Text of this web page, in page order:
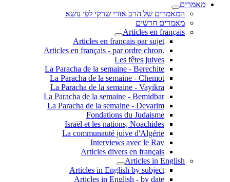
מאמרים
המאמרים של הרב אורי שרקי לפי נושא
מאמרים חדשים
Articles en français
Articles en français par sujet
.Articles en français - par ordre chron
Les fêtes juives
La Paracha de la semaine - Berechite
La Paracha de la semaine - Chemot
La Paracha de la semaine - Vayikra
La Paracha de la semaine - Bemidbar
La Paracha de la semaine - Devarim
Fondations du Judaisme
Israël et les nations, Noachides
La communauté juive d'Algérie
Interviews avec le Rav
Articles divers en français
Articles in English
Articles in English by subject
Articles in English - by date